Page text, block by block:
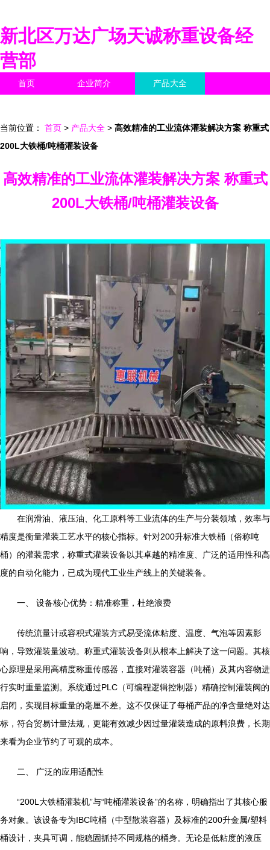
新北区万达广场天诚称重设备经
营部
首页 企业简介 产品大全
当前位置： 首页 > 产品大全 > 高效精准的工业流体灌装解决方案 称重式
200L大铁桶/吨桶灌装设备
高效精准的工业流体灌装解决方案 称重式
200L大铁桶/吨桶灌装设备
在润滑油、液压油、化工原料等工业流体的生产与分装领域，效率与
精度是衡量灌装工艺水平的核心指标。针对200升标准大铁桶（俗称吨
桶）的灌装需求，称重式灌装设备以其卓越的精准度、广泛的适用性和高
度的自动化能力，已成为现代工业生产线上的关键装备。
一、 设备核心优势：精准称重，杜绝浪费
传统流量计或容积式灌装方式易受流体粘度、温度、气泡等因素影
响，导致灌装量波动。称重式灌装设备则从根本上解决了这一问题。其核
心原理是采用高精度称重传感器，直接对灌装容器（吨桶）及其内容物进
行实时重量监测。系统通过PLC（可编程逻辑控制器）精确控制灌装阀的
启闭，实现目标重量的毫厘不差。这不仅保证了每桶产品的净含量绝对达
标，符合贸易计量法规，更能有效减少因过量灌装造成的原料浪费，长期
来看为企业节约了可观的成本。
二、 广泛的应用适配性
“200L大铁桶灌装机”与“吨桶灌装设备”的名称，明确指出了其核心服
务对象。该设备专为IBC吨桶（中型散装容器）及标准的200升金属/塑料
桶设计，夹具可调，能稳固抓持不同规格的桶身。无论是低粘度的液压